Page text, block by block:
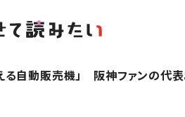
る自動販売機」 阪神ファンの代